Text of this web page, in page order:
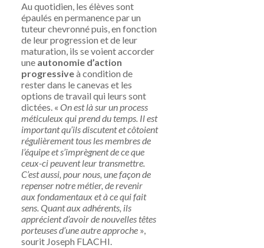
Au quotidien, les élèves sont
épaulés en permanence par un
tuteur chevronné puis, en fonction
de leur progression et de leur
maturation, ils se voient accorder
une autonomie d’action
progressiveà condition de
rester dans le canevas et les
options de travail qui leurs sont
dictées. « On est là sur un process
méticuleux qui prend du temps. Il est
important qu’ils discutent et côtoient
régulièrement tous les membres de
l’équipe et s’imprègnent de ce que
ceux-ci peuvent leur transmettre.
C’est aussi, pour nous, une façon de
repenser notre métier, de revenir
aux fondamentaux et à ce qui fait
sens. Quant aux adhérents, ils
apprécient d’avoir de nouvelles têtes
porteuses d’une autre approche»,
sourit Joseph FLACHI.